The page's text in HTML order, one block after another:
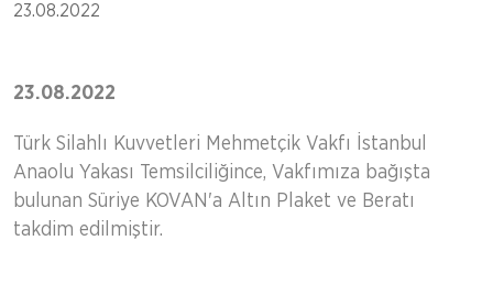
23.08.2022
23.08.2022
Türk Silahlı Kuvvetleri Mehmetçik Vakfı İstanbul
Anaolu Yakası Temsilciliğince, Vakfımıza bağışta
bulunan Süriye KOVAN'a Altın Plaket ve Beratı
takdim edilmiştir.